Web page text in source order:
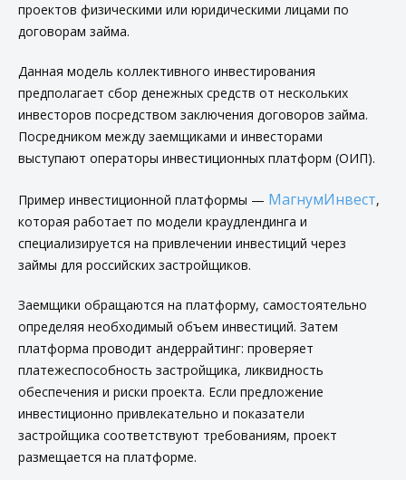
проектов физическими или юридическими лицами по
договорам займа.
Данная модель коллективного инвестирования
предполагает сбор денежных средств от нескольких
инвесторов посредством заключения договоров займа.
Посредником между заемщиками и инвесторами
выступают операторы инвестиционных платформ (ОИП).
Пример инвестиционной платформы — МагнумИнвест,
которая работает по модели краудлендинга и
специализируется на привлечении инвестиций через
займы для российских застройщиков.
Заемщики обращаются на платформу, самостоятельно
определяя необходимый объем инвестиций. Затем
платформа проводит андеррайтинг: проверяет
платежеспособность застройщика, ликвидность
обеспечения и риски проекта. Если предложение
инвестиционно привлекательно и показатели
застройщика соответствуют требованиям, проект
размещается на платформе.